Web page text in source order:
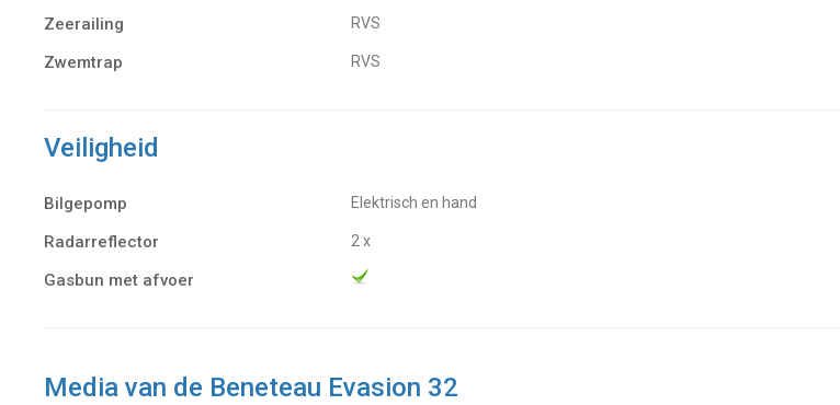
Zeerailing RVS
Zwemtrap RVS
Veiligheid
Bilgepomp Elektrisch en hand
Radarreflector 2 x
Gasbun met afvoer
Media van de Beneteau Evasion 32